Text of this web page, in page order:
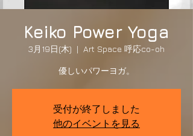
Keiko Power Yoga
3月19日(木)
  |
Art Space 呼応co-oh
優しいパワーヨガ。
受付が終了しました
他のイベントを見る